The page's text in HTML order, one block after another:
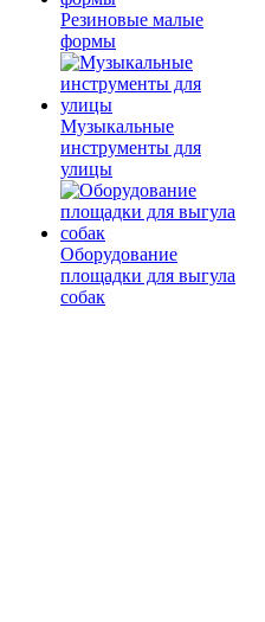
Резиновые малые
формы
Музыкальные
инструменты для
улицы
Оборудование
площадки для выгула
собак